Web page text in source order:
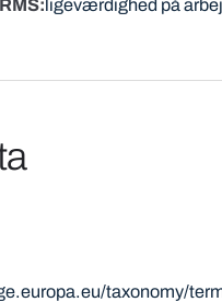
ligeværdighed på
taxonomy/